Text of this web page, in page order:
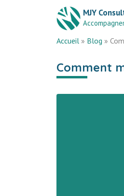
MJY
Accueil » Blog »
Comment